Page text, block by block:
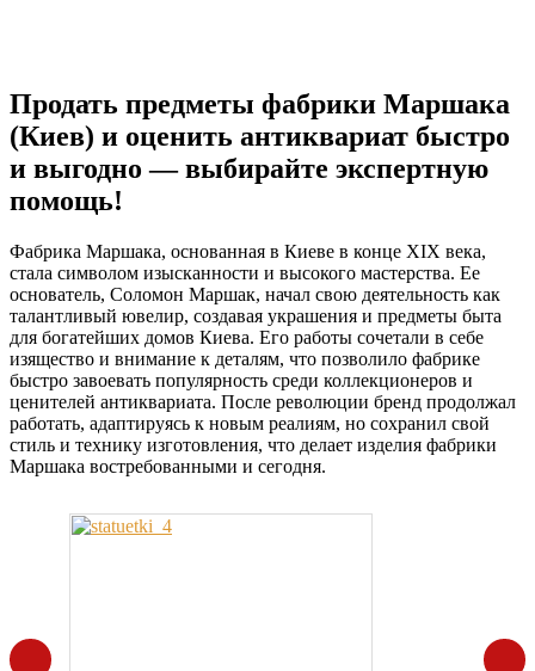
Продать предметы фабрики Маршака
(Киев) и оценить антиквариат быстро
и выгодно — выбирайте экспертную
помощь!
Фабрика Маршака, основанная в Киеве в конце XIX века,
стала символом изысканности и высокого мастерства. Ее
основатель, Соломон Маршак, начал свою деятельность как
талантливый ювелир, создавая украшения и предметы быта
для богатейших домов Киева. Его работы сочетали в себе
изящество и внимание к деталям, что позволило фабрике
быстро завоевать популярность среди коллекционеров и
ценителей антиквариата. После революции бренд продолжал
работать, адаптируясь к новым реалиям, но сохранил свой
стиль и технику изготовления, что делает изделия фабрики
Маршака востребованными и сегодня.